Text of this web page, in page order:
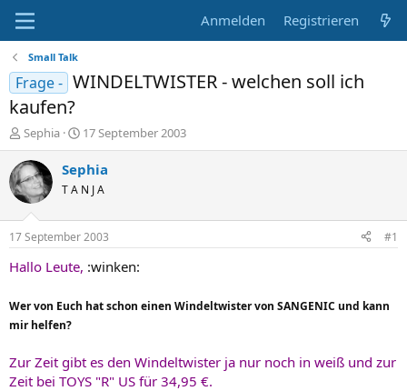
Anmelden Registrieren
Small Talk
Frage - WINDELTWISTER - welchen soll ich
kaufen?
E
r
s
t
e
e
r
Sephia
E
r
s
e
t
17 September 2003
Sephia
T A N J A
17 September 2003 #1
Hallo Leute, :winken:
Wer von Euch hat schon einen Windeltwister von SANGENIC und kann
mir helfen?
Zur Zeit gibt es den Windeltwister ja nur noch in weiß und zur
Zeit bei TOYS "R" US für 34,95 €.